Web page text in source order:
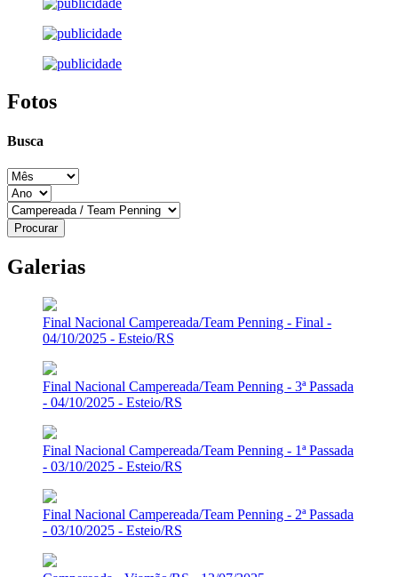
Fotos
Busca
Galerias
Final Nacional Campereada/Team Penning - Final -
04/10/2025 - Esteio/RS
Final Nacional Campereada/Team Penning - 3ª Passada
- 04/10/2025 - Esteio/RS
Final Nacional Campereada/Team Penning - 1ª Passada
- 03/10/2025 - Esteio/RS
Final Nacional Campereada/Team Penning - 2ª Passada
- 03/10/2025 - Esteio/RS